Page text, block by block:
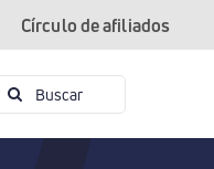
Círculo de afiliados
Buscar: